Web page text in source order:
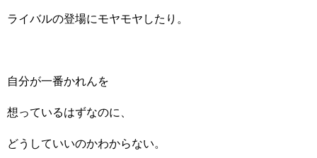
ライバルの登場にモヤモヤしたり。
自分が一番かれんを
想っているはずなのに、
どうしていいのかわからない。